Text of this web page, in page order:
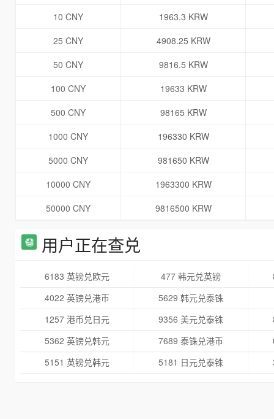
10 CNY
1963.3 KRW
25 CNY
4908.25 KRW
50 CNY
9816.5 KRW
100 CNY
19633 KRW
500 CNY
98165 KRW
1000 CNY
196330 KRW
5000 CNY
981650 KRW
10000 CNY
1963300 KRW
50000 CNY
9816500 KRW
用户正在查兑
6183 英镑兑欧元 477 韩元兑英镑
4022 英镑兑港币
5629 韩元兑泰铢
1257 港币兑日元
9356 美元兑泰铢
5362 英镑兑韩元
7689 泰铢兑港币
5151 英镑兑韩元
5181 日元兑泰铢